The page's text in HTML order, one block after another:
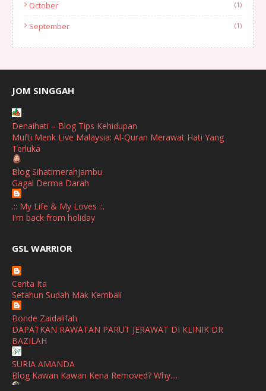
October (1)
September (1)
August (1)
July
June
January
October
September
March
January
November
October
September
August
July
JOM SINGGAH
Denaihati – Blog Tips Kehidupan
Mufti Menk Live Malaysia: Al-Quran Merawat Hati Yang
Terluka
Blog Sihatimerahjambu
Gagal Derma Darah
.:: My Life & My Loves ::.
I'm back from holiday
Watsons Get Active Carnival 2026 Meriahkan Stadium Merdeka
dengan Gaya Hidup Sihat
SHALIMAR YUSOF
Selamat Maju Jaya Untuk Puan Intan
Show All
GSL WARRIOR
Cerita Ita
Setahun Sudah Mak Kembali
Bonde Zaidalifah
DAPATKAN RAWATAN PARUT JERAWAT DI KLINIK DR
BAZILAH
SURIA AMANDA
Blog Kawan Kawan Kena Removed? Why....